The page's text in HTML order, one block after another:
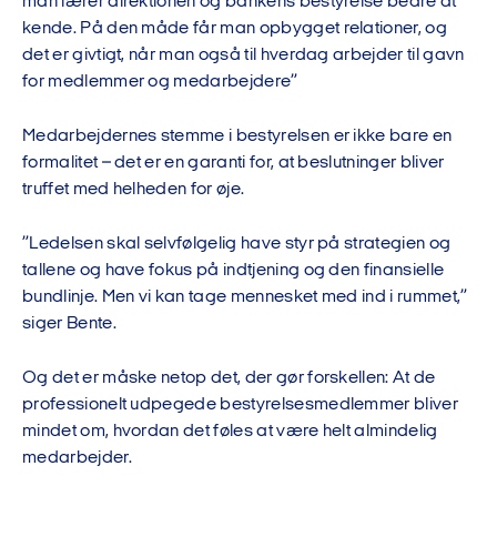
kende. På den måde får man opbygget relationer, og
det er givtigt, når man også til hverdag arbejder til gavn
for medlemmer og medarbejdere”
Medarbejdernes stemme i bestyrelsen er ikke bare en
formalitet – det er en garanti for, at beslutninger bliver
truffet med helheden for øje.
”Ledelsen skal selvfølgelig have styr på strategien og
tallene og have fokus på indtjening og den finansielle
bundlinje. Men vi kan tage mennesket med ind i rummet,”
siger Bente.
Og det er måske netop det, der gør forskellen: At de
professionelt udpegede bestyrelsesmedlemmer bliver
mindet om, hvordan det føles at være helt almindelig
medarbejder.